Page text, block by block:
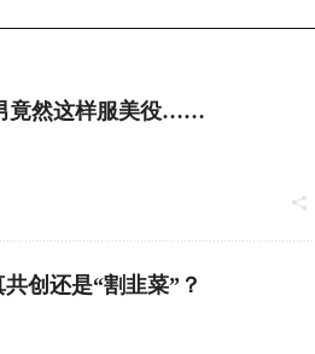
竟然这样服美役……
创还是“割韭菜”？